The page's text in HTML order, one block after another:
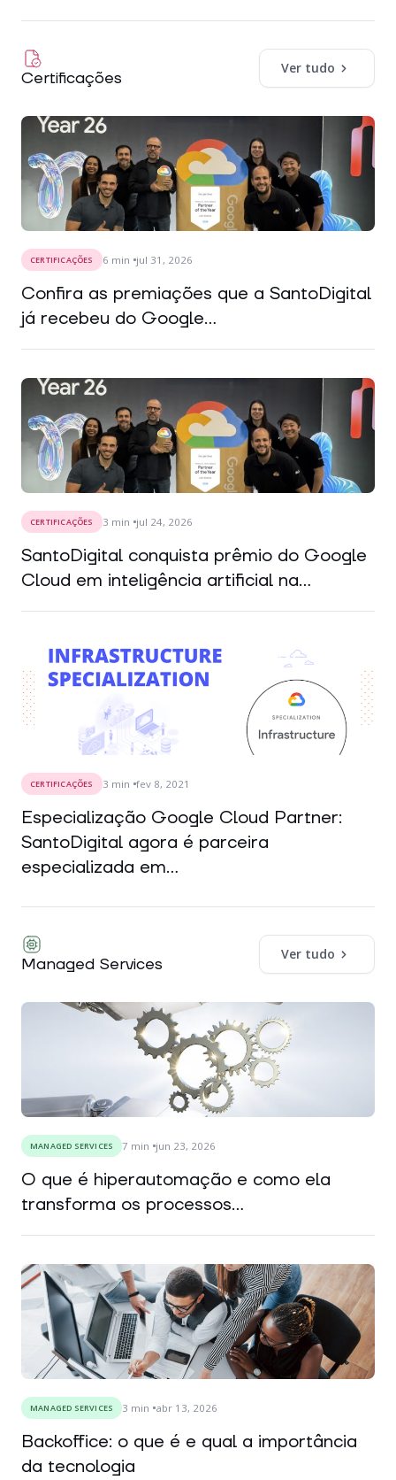
Certificações
Ver tudo
CERTIFICAÇÕES 6 min jul 31, 2026
Confira as premiações que a SantoDigital
já recebeu do Google...
CERTIFICAÇÕES 3 min jul 24, 2026
SantoDigital conquista prêmio do Google
Cloud em inteligência artificial na...
CERTIFICAÇÕES 3 min fev 8, 2021
Especialização Google Cloud Partner:
SantoDigital agora é parceira
especializada em...
Managed Services
Ver tudo
MANAGED SERVICES 7 min jun 23, 2026
O que é hiperautomação e como ela
transforma os processos...
MANAGED SERVICES 3 min abr 13, 2026
Backoffice: o que é e qual a importância
da tecnologia